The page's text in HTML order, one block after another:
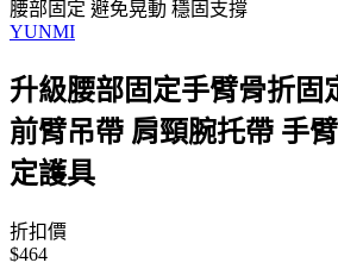
腰部固定 避免晃動 穩固支撐
YUNMI
升級腰部固定手臂骨折固
前臂吊帶 肩頸腕托帶 手
定護具
折扣價
$464